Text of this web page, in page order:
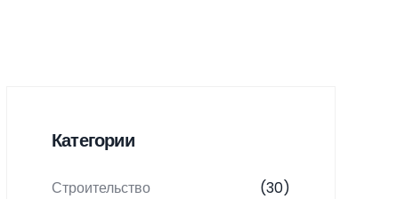
Категории
Строительство (30)